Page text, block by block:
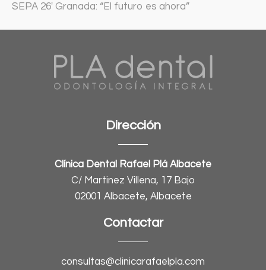
SEPA 26′ Granada: “El futuro es ahora”
Dirección
Clínica Dental Rafael Plá Albacete
C/ Martinez Villena, 17 Bajo
02001 Albacete, Albacete
Contactar
consultas@clinicarafaelpla.com